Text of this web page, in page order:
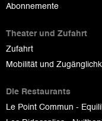
Abonnemente
Theater und Zufahrt
Zufahrt
Mobilität und
Die Restaurants
Le Point Commun -